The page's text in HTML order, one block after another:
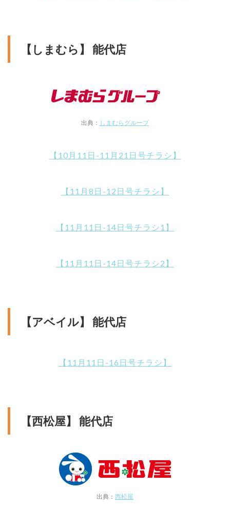
【しまむら】 能代店
出典： しまむらグループ
【10月11日-11月21日号チラシ】
【11月8日-12日号チラシ】
【11月11日-14日号チラシ1】
【11月11日-14日号チラシ2】
【アベイル】 能代店
【11月11日-16日号チラシ】
【西松屋】 能代店
出典： 西松屋